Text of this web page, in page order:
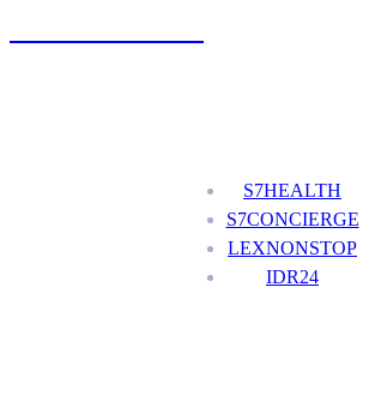
S7HEALTH
S7CONCIERGE
LEXNONSTOP
IDR24